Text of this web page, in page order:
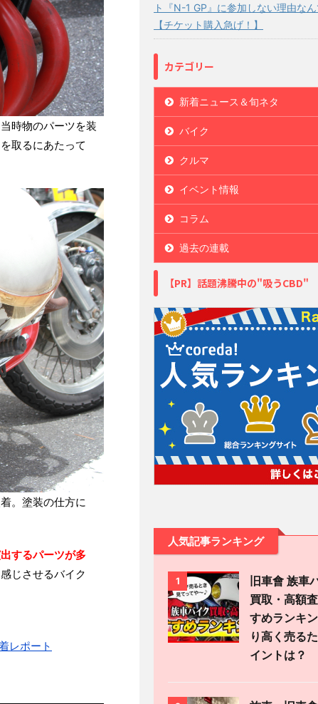
時物のパーツを装
取るにあたって
。塗装の仕方に
するパーツが多
じさせるバイク
レポート
ト『N-1 GP』に参加しない理由な
【チケット購入急げ！】
カテゴリー
新着ニュース＆旬ネタ
バイク
クルマ
イベント情報
コラム
過去の連載
【PR】話題沸騰中の"吸うCBD"
人気記事ランキング
1
旧車會 族車
買取・高額
すめランキ
り高く売る
イントは？